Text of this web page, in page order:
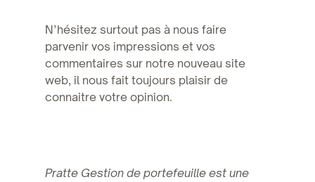
N’hésitez surtout pas à nous faire
parvenir vos impressions et vos
commentaires sur notre nouveau site
web, il nous fait toujours plaisir de
connaitre votre opinion.
Pratte Gestion de portefeuille est une